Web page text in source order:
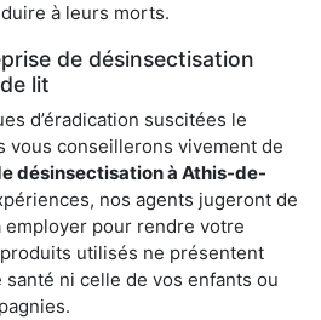
à leurs morts.
de désinsectisation
lit
d’éradication suscitées le
vous conseillerons vivement de
désinsectisation à Athis-de-
nos agents jugeront de
employer pour rendre votre
utilisés ne présentent
ni celle de vos enfants ou